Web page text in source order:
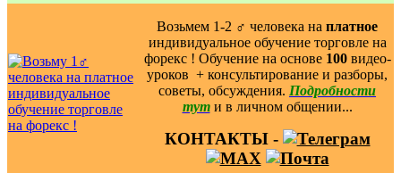
Возьмем 1-2 ‍♂️ человека на платное
индивидуальное обучение торговле на
форекс ! Обучение на основе 100видео-
уроков ️ + консультирование и разборы,
советы, обсуждения. Подробности
тут и в личном общении...
КОНТАКТЫ -